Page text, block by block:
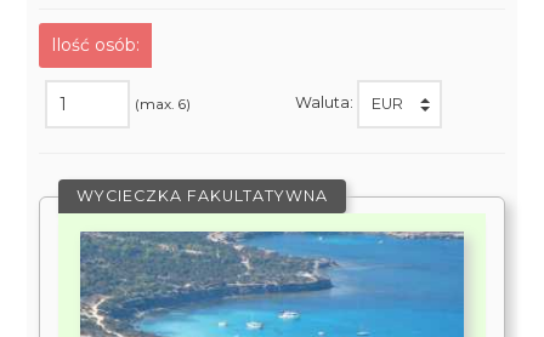
Ilość osób:
(max. 6) Waluta:
WYCIECZKA FAKULTATYWNA